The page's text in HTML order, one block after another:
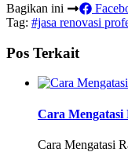
Bagikan ini
Tag: #jasa renovasi
Pos Terkait
Cara Mengatasi
Cara Mengatasi